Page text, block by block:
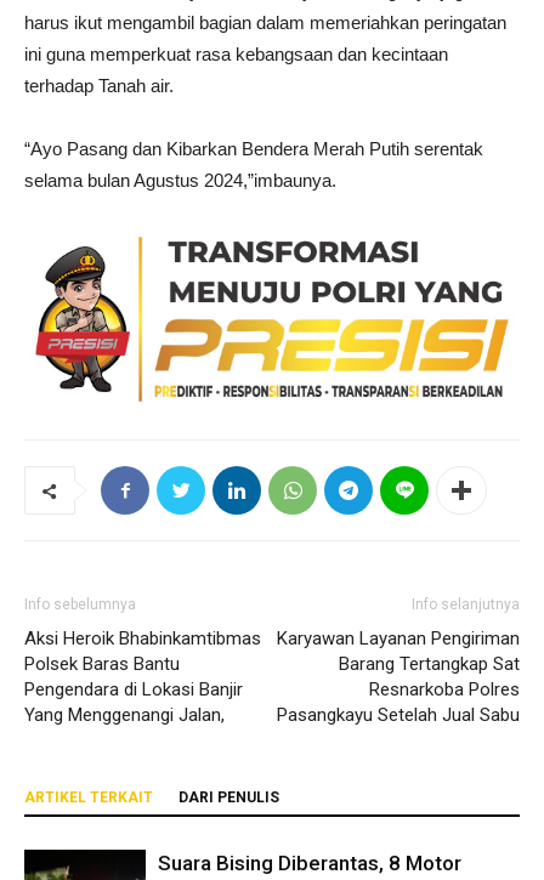
harus ikut mengambil bagian dalam memeriahkan peringatan
ini guna memperkuat rasa kebangsaan dan kecintaan
terhadap Tanah air.
“Ayo Pasang dan Kibarkan Bendera Merah Putih serentak
selama bulan Agustus 2024,”imbaunya.
Info sebelumnya
Aksi Heroik Bhabinkamtibmas
Polsek Baras Bantu
Pengendara di Lokasi Banjir
Yang Menggenangi Jalan,
Info selanjutnya
Karyawan Layanan Pengiriman
Barang Tertangkap Sat
Resnarkoba Polres
Pasangkayu Setelah Jual Sabu
ARTIKEL TERKAIT DARI PENULIS
Suara Bising Diberantas, 8 Motor